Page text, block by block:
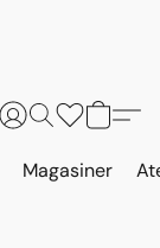
Magasiner